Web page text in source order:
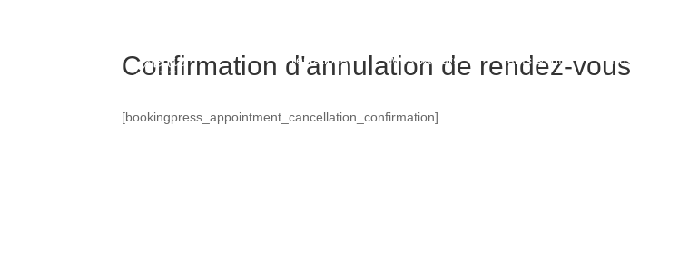
Prestations Mes valeurs Tarifs & Info Professionnels
Confirmation d'annulation de rendez-vous
[bookingpress_appointment_cancellation_confirmation]